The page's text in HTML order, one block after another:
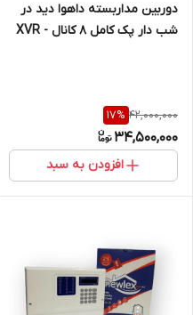
دوربین مداربسته داهوا دید در
شب دار پک کامل 8 کانال - XVR
42,000,000
17%
34,500,000
افزودن به سبد